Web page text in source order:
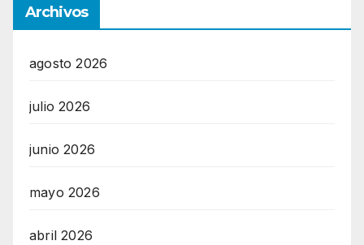
Archivos
agosto 2026
julio 2026
junio 2026
mayo 2026
abril 2026